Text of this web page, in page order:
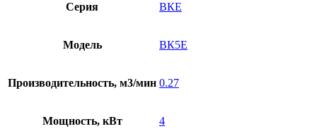
Серия ВКЕ
Модель ВК5E
Производительность, м3/мин 0.27
Мощность, кВт 4